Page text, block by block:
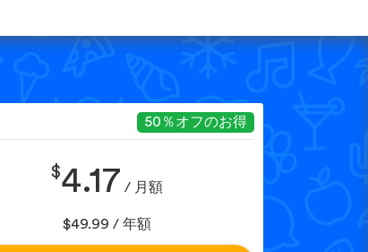
50％オフのお得
$4.17 / 月額
$49.99 / 年額